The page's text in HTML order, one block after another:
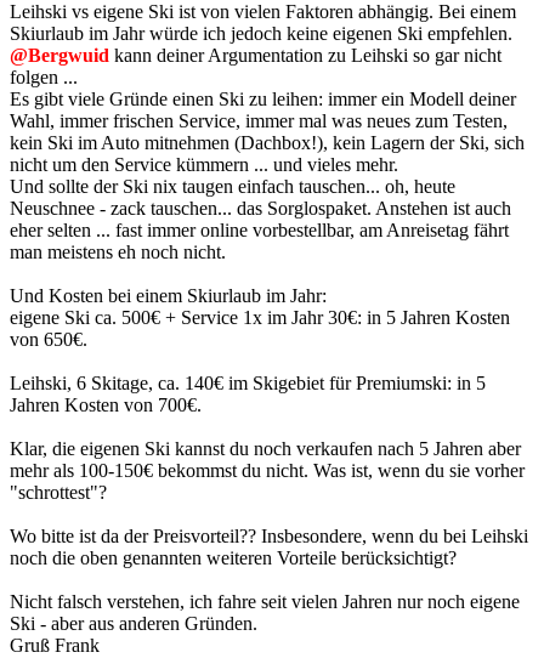
Leihski vs eigene Ski ist von vielen Faktoren abhängig. Bei einem
Skiurlaub im Jahr würde ich jedoch keine eigenen Ski empfehlen.
@Bergwuid kann deiner Argumentation zu Leihski so gar nicht
folgen ...
Es gibt viele Gründe einen Ski zu leihen: immer ein Modell deiner
Wahl, immer frischen Service, immer mal was neues zum Testen,
kein Ski im Auto mitnehmen (Dachbox!), kein Lagern der Ski, sich
nicht um den Service kümmern ... und vieles mehr.
Und sollte der Ski nix taugen einfach tauschen... oh, heute
Neuschnee - zack tauschen... das Sorglospaket. Anstehen ist auch
eher selten ... fast immer online vorbestellbar, am Anreisetag fährt
man meistens eh noch nicht.
Und Kosten bei einem Skiurlaub im Jahr:
eigene Ski ca. 500€ + Service 1x im Jahr 30€: in 5 Jahren Kosten
von 650€.
Leihski, 6 Skitage, ca. 140€ im Skigebiet für Premiumski: in 5
Jahren Kosten von 700€.
Klar, die eigenen Ski kannst du noch verkaufen nach 5 Jahren aber
mehr als 100-150€ bekommst du nicht. Was ist, wenn du sie vorher
"schrottest"?
Wo bitte ist da der Preisvorteil?? Insbesondere, wenn du bei Leihski
noch die oben genannten weiteren Vorteile berücksichtigt?
Nicht falsch verstehen, ich fahre seit vielen Jahren nur noch eigene
Ski - aber aus anderen Gründen.
Gruß Frank